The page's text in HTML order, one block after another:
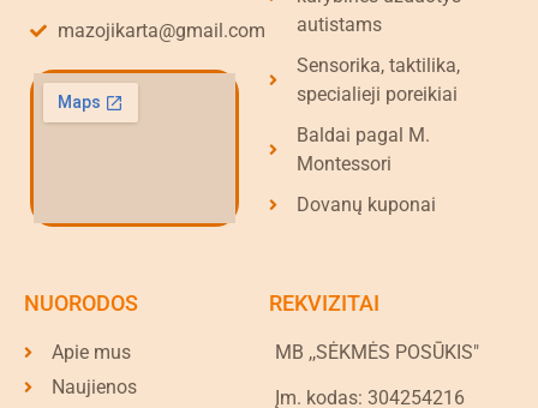
mazojikarta@gmail.com
autistams
Sensorika, taktilika,
specialieji poreikiai
Baldai pagal M.
Montessori
Dovanų kuponai
NUORODOS
Apie mus
Naujienos
REKVIZITAI
MB ,,SĖKMĖS POSŪKIS"
Įm. kodas: 304254216